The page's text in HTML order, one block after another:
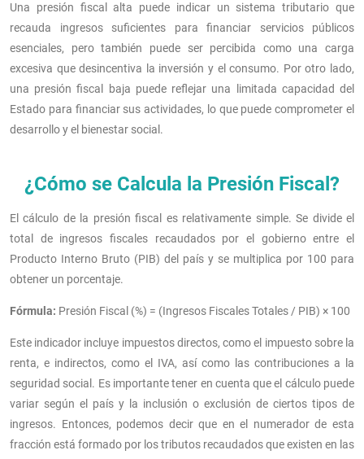
Una presión fiscal alta puede indicar un sistema tributario que
recauda ingresos suficientes para financiar servicios públicos
esenciales, pero también puede ser percibida como una carga
excesiva que desincentiva la inversión y el consumo. Por otro lado,
una presión fiscal baja puede reflejar una limitada capacidad del
Estado para financiar sus actividades, lo que puede comprometer el
desarrollo y el bienestar social.
¿Cómo se Calcula la Presión Fiscal?
El cálculo de la presión fiscal es relativamente simple. Se divide el
total de ingresos fiscales recaudados por el gobierno entre el
Producto Interno Bruto (PIB) del país y se multiplica por 100 para
obtener un porcentaje.
Fórmula: Presión Fiscal (%) = (Ingresos Fiscales Totales / PIB) × 100
Este indicador incluye impuestos directos, como el impuesto sobre la
renta, e indirectos, como el IVA, así como las contribuciones a la
seguridad social. Es importante tener en cuenta que el cálculo puede
variar según el país y la inclusión o exclusión de ciertos tipos de
ingresos. Entonces, podemos decir que en el numerador de esta
fracción está formado por los tributos recaudados que existen en las